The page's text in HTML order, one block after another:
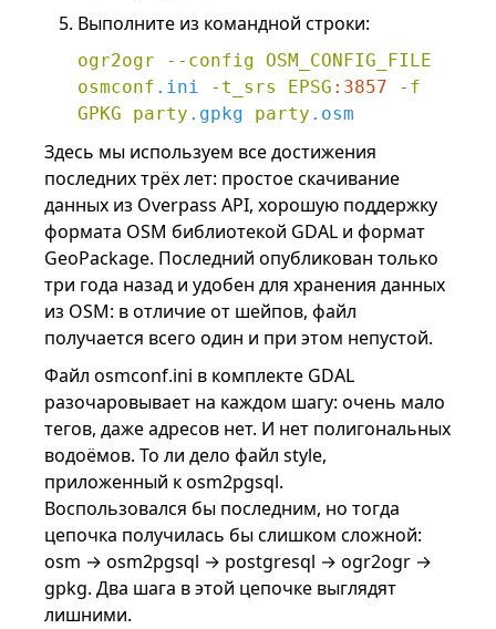
Выполните из командной строки:
ogr2ogr --config
OSM_CONFIG_FILE
osmconf .ini -t_srs EPSG :3857
-f
GPKG
party .gpkg party .osm
Здесь мы используем все достижения
последних трёх лет: простое скачивание
данных из Overpass API, хорошую поддержку
формата OSM библиотекой GDAL и формат
GeoPackage. Последний опубликован только
три года назад и удобен для хранения данных
из OSM: в отличие от шейпов, файл
получается всего один и при этом непустой.
Файл osmconf.ini в комплекте GDAL
разочаровывает на каждом шагу: очень мало
тегов, даже адресов нет. И нет полигональных
водоёмов. То ли дело файл style,
приложенный к osm2pgsql.
Воспользовался бы последним, но тогда
цепочка получилась бы слишком сложной:
osm → osm2pgsql → postgresql → ogr2ogr →
gpkg. Два шага в этой цепочке выглядят
лишними.